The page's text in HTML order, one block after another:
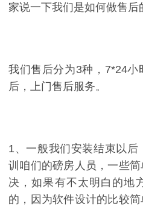
家说一下我们是如何做售
我们售后分为3种，7*24小
后，上门售后服务。
1、一般我们安装结束以
训咱们的磅房人员，一些
决，如果有不太明白的地
的，因为软件设计的比较